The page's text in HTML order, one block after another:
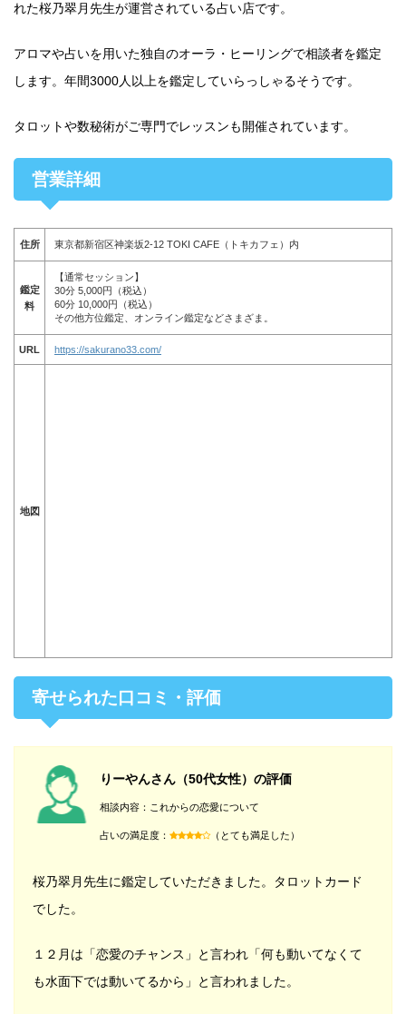
れた桜乃翠月先生が運営されている占い店です。
アロマや占いを用いた独自のオーラ・ヒーリングで相談者を鑑定
します。年間3000人以上を鑑定していらっしゃるそうです。
タロットや数秘術がご専門でレッスンも開催されています。
営業詳細
住所 東京都新宿区神楽坂2-12 TOKI CAFE（トキカフェ）内
鑑定
料
【通常セッション】
30分 5,000円（税込）
60分 10,000円（税込）
その他方位鑑定、オンライン鑑定などさまざま。
URL https://sakurano33.com/
地図
寄せられた口コミ・評価
りーやんさん（50代女性）の評価
相談内容：これからの恋愛について
占いの満足度： （とても満足した）
桜乃翠月先生に鑑定していただきました。タロットカード
でした。
１２月は「恋愛のチャンス」と言われ「何も動いてなくて
も水面下では動いてるから」と言われました。